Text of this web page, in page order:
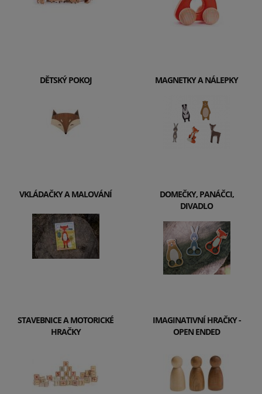
DĚTSKÝ POKOJ MAGNETKY A NÁLEPKY
VKLÁDAČKY A MALOVÁNÍ
DOMEČKY, PANÁČCI,
DIVADLO
STAVEBNICE A MOTORICKÉ
HRAČKY
IMAGINATIVNÍ HRAČKY -
OPEN ENDED